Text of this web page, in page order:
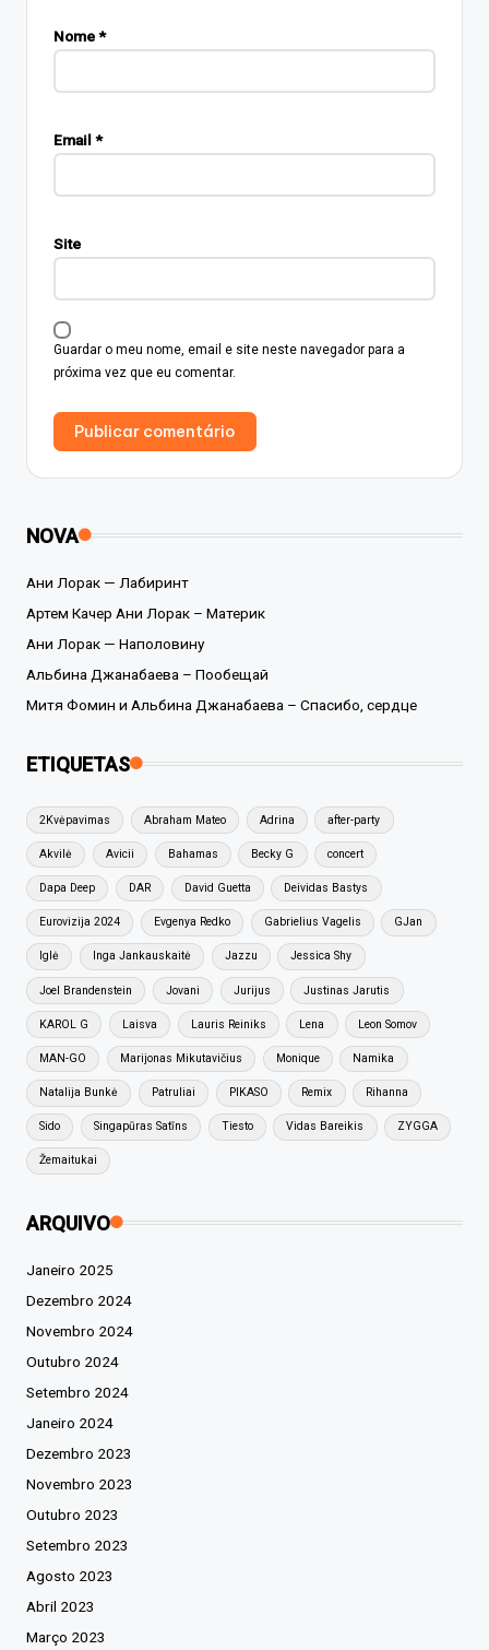
Nome*
Email *
Site
Guardar o meu nome, email e site neste navegador para a
próxima vez que eu comentar.
NOVA
Ани Лорак — Лабиринт
Артем Качер Ани Лорак – Материк
Ани Лорак — Наполовину
Альбина Джанабаева – Пообещай
Митя Фомин и Альбина Джанабаева – Спасибо, сердце
ETIQUETAS
2Kvėpavimas Abraham Mateo Adrina after-party
Akvilė Avicii Bahamas Becky G concert
Dapa Deep DAR David Guetta Deividas Bastys
Eurovizija 2024 Evgenya Redko Gabrielius Vagelis GJan
Iglė Inga Jankauskaitė Jazzu Jessica Shy
Joel Brandenstein Jovani Jurijus Justinas Jarutis
KAROL G Laisva Lauris Reiniks Lena Leon Somov
MAN-GO Marijonas Mikutavičius Monique Namika
Natalija Bunkė Patruliai PIKASO Remix Rihanna
Sido Singapūras Satīns Tiesto Vidas Bareikis ZYGGA
Žemaitukai
ARQUIVO
Janeiro 2025
Dezembro 2024
Novembro 2024
Outubro 2024
Setembro 2024
Janeiro 2024
Dezembro 2023
Novembro 2023
Outubro 2023
Setembro 2023
Agosto 2023
Abril 2023
Março 2023